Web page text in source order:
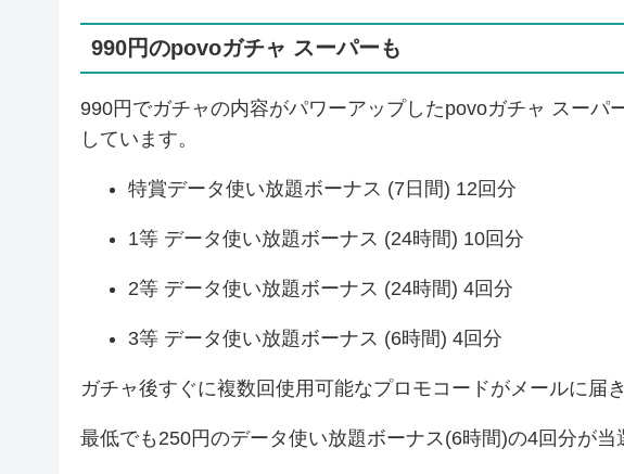
990円のpovoガチャ スーパーも
990円でガチャの内容がパワーアップしたpovoガチャ スーパ
しています。
特賞データ使い放題ボーナス (7日間) 12回分
1等 データ使い放題ボーナス (24時間) 10回分
2等 データ使い放題ボーナス (24時間) 4回分
3等 データ使い放題ボーナス (6時間) 4回分
ガチャ後すぐに複数回使用可能なプロモコードがメールに届き
最低でも250円のデータ使い放題ボーナス(6時間)の4回分が当